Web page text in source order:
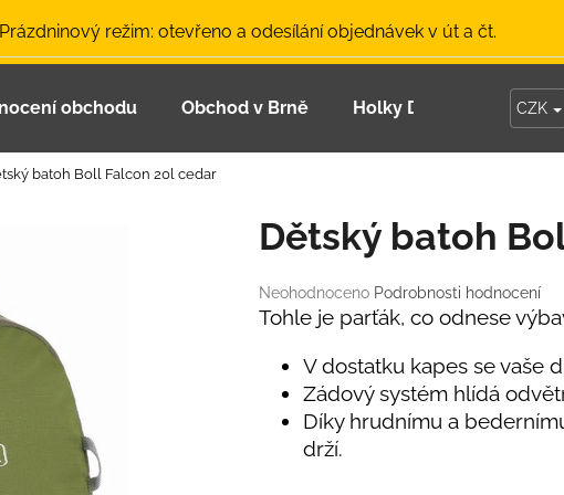
režim: otevřeno a odesílání objednávek v út a čt.
obchodu Obchod v Brně Holky Dupeťačky CZK
batoh Boll Falcon 20l cedar
Průměrné
hodnocení
produktu
hvězdiček.
Neohodnoceno Podrobnosti hodnocení
Dětský batoh
Tohle je parťák, co odnese
V dostatku kapes se vaše
Zádový systém hlídá
Díky hrudnímu a
drží.
Co potřebujete najít?
LETNÍ ČEPICE UV 30 SVĚTLE MODRÁ